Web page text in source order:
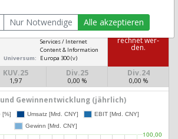
KYG070341048]
CNY
Sektor:
Communication
Services / Internet
Content & Information
Universum:
Europa 300 (v)
KUV.25
1,97
Div.25
0,00 %
Div.24
0,00 %
Das Ra­ting
konn­te nicht be­
rech­net wer­
den.
Gewinnentwicklung (jährlich)
Nur Notwendige Alle akzeptieren